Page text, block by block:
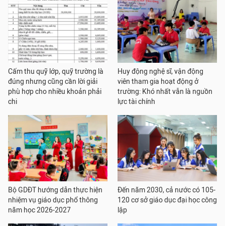
Cấm thu quỹ lớp, quỹ trường là
đúng nhưng cũng cần lời giải
phù hợp cho nhiều khoản phải
chi
Huy động nghệ sĩ, vận động
viên tham gia hoạt động ở
trường: Khó nhất vẫn là nguồn
lực tài chính
Bộ GDĐT hướng dẫn thực hiện
nhiệm vụ giáo dục phổ thông
năm học 2026-2027
Đến năm 2030, cả nước có 105-
120 cơ sở giáo dục đại học công
lập